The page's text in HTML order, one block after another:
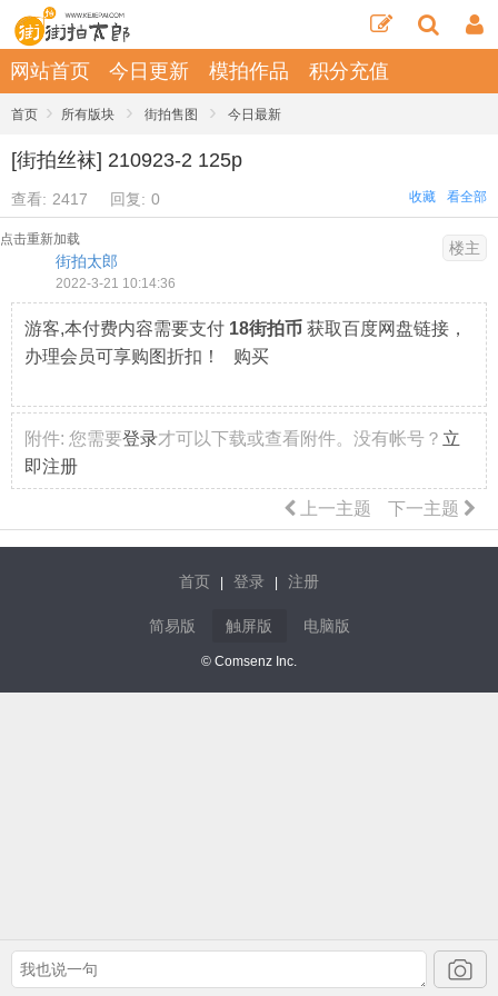
网站首页 今日更新 模拍作品 积分充值
首页 › 所有版块 › 街拍售图 › 今日最新
[街拍丝袜] 210923-2 125p
查看: 2417 回复: 0 看全部
收藏
点击重新加载
街拍太郎
2022-3-21 10:14:36
楼主
游客,本付费内容需要支付 18街拍币 获取百度网盘链接，
办理会员可享购图折扣！ 购买
附件: 您需要登录才可以下载或查看附件。没有帐号？ 立
即注册
下一主题
上一主题
首页 登录 注册
简易版 触屏版 电脑版
© Comsenz Inc.